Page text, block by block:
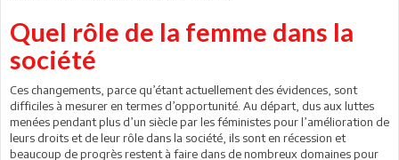
Quel rôle de la femme dans la
société
Ces changements, parce qu’étant actuellement des évidences, sont
difficiles à mesurer en termes d’opportunité. Au départ, dus aux luttes
menées pendant plus d’un siècle par les féministes pour l’amélioration de
leurs droits et de leur rôle dans la société, ils sont en récession et
beaucoup de progrès restent à faire dans de nombreux domaines pour